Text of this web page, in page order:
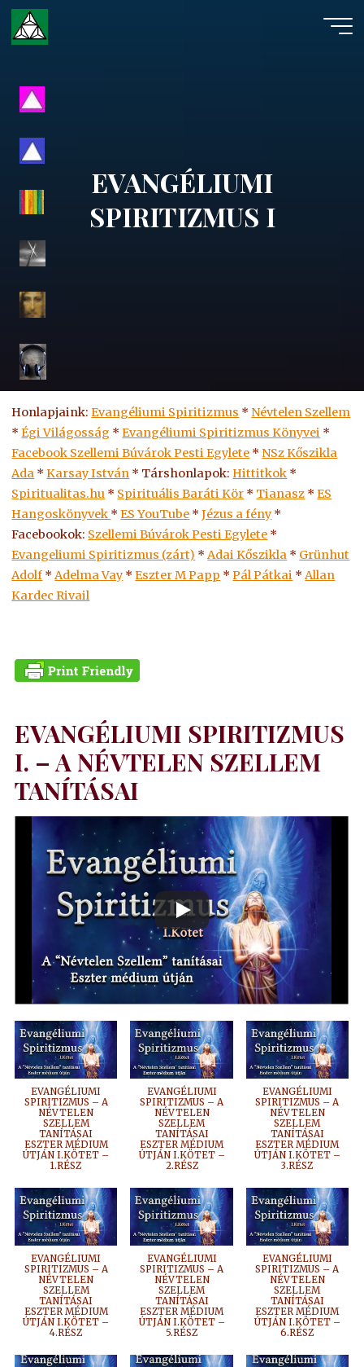
Skip
content
EVANGÉLIUMI
SPIRITIZMUS I
Honlapjaink:Evangéliumi Spiritizmus * Névtelen Szellem
*Égi Világosság *Evangéliumi Spiritizmus Könyvei *
Facebook Szellemi Búvárok Pesti Egylete * NSz Kőszikla
Ada *Karsay István * Társhonlapok:Hittitkok *
Spiritualitas.hu * Spirituális Baráti Kör * Tianasz *ES
Hangoskönyvek *ESYouTube *Jézus a fény *
Facebookok: Szellemi Búvárok Pesti Egylete *
Evangeliumi Spiritizmus (zárt) *Adai Kőszikla * Grünhut
Adolf *Adelma Vay *Eszter M Papp *Pál Pátkai *Allan
Kardec Rivail
EVANGÉLIUMI SPIRITIZMUS
I. – A NÉVTELEN SZELLEM
TANÍTÁSAI
EVANGÉLIUMI
SPIRITIZMUS – A
NÉVTELEN
SZELLEM
TANÍTÁSAI
ESZTER MÉDIUM
ÚTJÁN I.KÖTET –
1.RÉSZ
EVANGÉLIUMI
SPIRITIZMUS – A
NÉVTELEN
SZELLEM
TANÍTÁSAI
ESZTER MÉDIUM
ÚTJÁN I.KÖTET –
2.RÉSZ
EVANGÉLIUMI
SPIRITIZMUS – A
NÉVTELEN
SZELLEM
TANÍTÁSAI
ESZTER MÉDIUM
ÚTJÁN I.KÖTET –
3.RÉSZ
EVANGÉLIUMI
SPIRITIZMUS – A
NÉVTELEN
SZELLEM
TANÍTÁSAI
ESZTER MÉDIUM
ÚTJÁN I.KÖTET –
4.RÉSZ
EVANGÉLIUMI
SPIRITIZMUS – A
NÉVTELEN
SZELLEM
TANÍTÁSAI
ESZTER MÉDIUM
ÚTJÁN I.KÖTET –
5.RÉSZ
EVANGÉLIUMI
SPIRITIZMUS – A
NÉVTELEN
SZELLEM
TANÍTÁSAI
ESZTER MÉDIUM
ÚTJÁN I.KÖTET –
6.RÉSZ